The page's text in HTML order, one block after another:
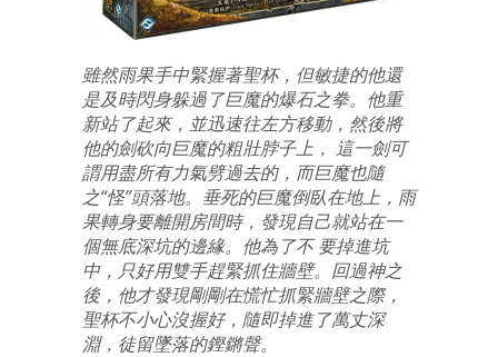
雖然雨果手中緊握著聖杯，但敏捷的他還
是及時閃身躲過了巨魔的爆石之拳。他重
新站了起來，並迅速往左方移動，然後將
他的劍砍向巨魔的粗壯脖子上， 這一劍可
謂用盡所有力氣劈過去的，而巨魔也隨
之“怪”頭落地。垂死的巨魔倒臥在地上，雨
果轉身要離開房間時，發現自己就站在一
個無底深坑的邊緣。他為了不 要掉進坑
中，只好用雙手趕緊抓住牆壁。回過神之
後，他才發現剛剛在慌忙抓緊牆壁之際，
聖杯不小心沒握好，隨即掉進了萬丈深
淵，徒留墜落的鏗鏘聲。